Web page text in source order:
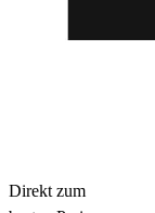
Direkt zum